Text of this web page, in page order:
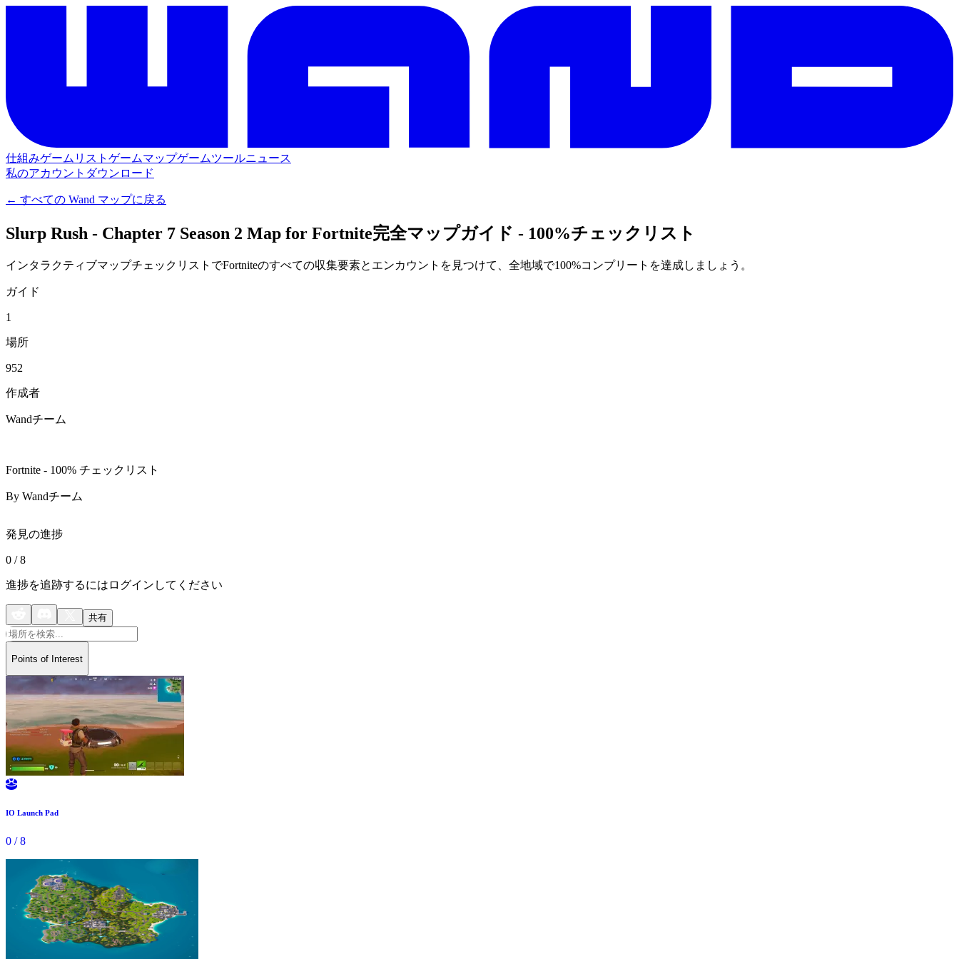
仕組みゲームリスト ゲームマップゲームツールニュース
私のアカウント ダウンロード
← すべての Wand マップに戻る
Slurp Rush - Chapter 7 Season 2 Map for Fortnite完全マップガイド - 100%チェックリスト
インタラクティブマップチェックリストでFortniteのすべての収集要素とエンカウントを見つけて、全地域で100%コンプリートを達成しましょう。
ガイド
1
場所
952
作成者
Wandチーム
Fortnite - 100% チェックリスト
By Wandチーム
発見の進捗
0 /8
進捗を追跡するにはログインしてください
共有
Points of Interest

IO Launch Pad
0 /8